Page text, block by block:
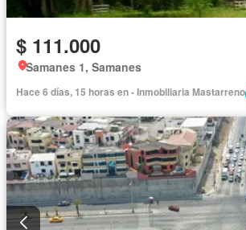
$ 111.000
Samanes 1, Samanes
Hace 6 días, 15 horas en - Inmobiliaria Mastarreno